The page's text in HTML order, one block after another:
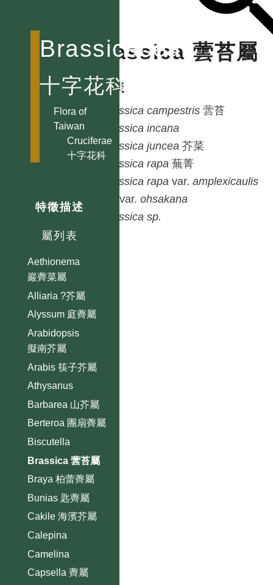
Brassicaceae
十字花科
Flora of
Taiwan
Cruciferae
十字花科
特徵描述
屬列表
Aethionema
巖薺菜屬
Alliaria ?芥屬
Alyssum 庭薺屬
Arabidopsis
擬南芥屬
Arabis 筷子芥屬
Athysanus
Barbarea 山芥屬
Berteroa 團扇薺屬
Biscutella
Brassica 蕓苔屬
Braya 柏蕾薺屬
Bunias 匙薺屬
Cakile 海濱芥屬
Calepina
Camelina
Capsella 薺屬
Brassica 蕓苔屬
種列表
Brassica campestris 蕓苔
Brassica incana
Brassica juncea 芥菜
Brassica rapa 蕪菁
Brassica rapavar. amplexicaulis
subvar. ohsakana
Brassica sp.